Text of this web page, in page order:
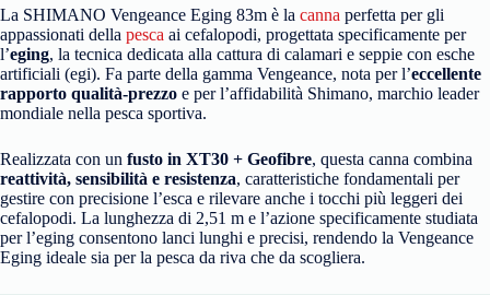
La SHIMANO Vengeance Eging 83m è la canna perfetta per gli
appassionati della pesca ai cefalopodi, progettata specificamente per
l’eging, la tecnica dedicata alla cattura di calamari e seppie con esche
artificiali (egi). Fa parte della gamma Vengeance, nota per l’eccellente
rapporto qualità-prezzo e per l’affidabilità Shimano, marchio leader
mondiale nella pesca sportiva.
Realizzata con un fusto in XT30 + Geofibre, questa canna combina
reattività, sensibilità e resistenza, caratteristiche fondamentali per
gestire con precisione l’esca e rilevare anche i tocchi più leggeri dei
cefalopodi. La lunghezza di 2,51 m e l’azione specificamente studiata
per l’eging consentono lanci lunghi e precisi, rendendo la Vengeance
Eging ideale sia per la pesca da riva che da scogliera.